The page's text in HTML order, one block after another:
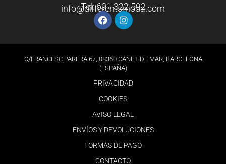
Tel: 691 322 592
info@differentsmoda.com
C/FRANCESC PARERA 67, 08360 CANET DE MAR, BARCELONA
(ESPAÑA)
PRIVACIDAD
COOKIES
AVISO LEGAL
ENVÍOS Y DEVOLUCIONES
FORMAS DE PAGO
CONTACTO